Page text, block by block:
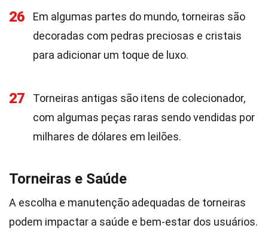
26
Em algumas partes do mundo, torneiras são
decoradas com pedras preciosas e cristais
para adicionar um toque de luxo.
27
Torneiras antigas são itens de colecionador,
com algumas peças raras sendo vendidas por
milhares de dólares em leilões.
Torneiras e Saúde
A escolha e manutenção adequadas de torneiras
podem impactar a saúde e bem-estar dos usuários.